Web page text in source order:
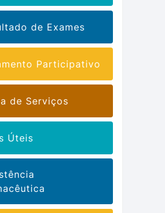
de Exames
Participativo
de Serviços
Úteis